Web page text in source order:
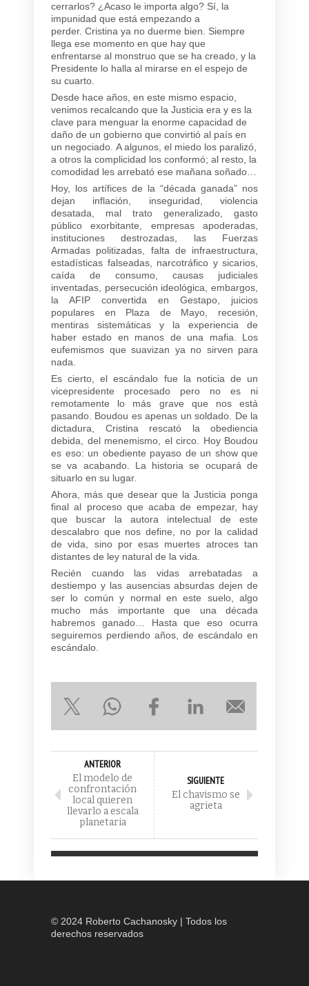
cerrarlos? ¿Acaso le importa algo? Sí, la
impunidad que está empezando a
perder. Cristina ya no duerme bien. Siempre
llega ese momento en que hay que
enfrentarse al monstruo que se ha creado, y la
Presidente lo halla al mirarse en el espejo de
su cuarto.
Desde hace años, en este mismo espacio,
venimos recalcando que la Justicia era y es la
clave para menguar la enorme capacidad de
daño de un gobierno que convirtió al país en
un negociado. A algunos, el miedo los paralizó,
a otros la complicidad los conformó; al resto, la
comodidad les arrebató ese mañana soñado…
Hoy, los artífices de la “década ganada” nos
dejan inflación, inseguridad, violencia
desatada, mal trato generalizado, gasto
público exorbitante, empresas apoderadas,
instituciones destrozadas, las Fuerzas
Armadas politizadas, falta de infraestructura,
estadísticas falseadas, narcotráfico y sicarios,
caída de consumo, causas judiciales
inventadas, persecución ideológica, embargos,
la AFIP convertida en Gestapo, juicios
populares en Plaza de Mayo, recesión,
mentiras sistemáticas y la experiencia de
haber estado en manos de una mafia. Los
eufemismos que suavizan ya no sirven para
nada.
Es cierto, el escándalo fue la noticia de un
vicepresidente procesado pero no es ni
remotamente lo más grave que nos está
pasando. Boudou es apenas un soldado. De la
dictadura, Cristina rescató la obediencia
debida, del menemismo, el circo. Hoy Boudou
es eso: un obediente payaso de un show que
se va acabando. La historia se ocupará de
situarlo en su lugar.
Ahora, más que desear que la Justicia ponga
final al proceso que acaba de empezar, hay
que buscar la autora intelectual de este
descalabro que nos define, no por la calidad
de vida, sino por esas muertes atroces tan
distantes de ley natural de la vida.
Recién cuando las vidas arrebatadas a
destiempo y las ausencias absurdas dejen de
ser lo común y normal en este suelo, algo
mucho más importante que una década
habremos ganado… Hasta que eso ocurra
seguiremos perdiendo años, de escándalo en
escándalo.
ANTERIOR
El modelo de
confrontación
local quieren
llevarlo a escala
planetaria
SIGUIENTE
El chavismo se
agrieta
© 2024 Roberto Cachanosky | Todos los
derechos reservados